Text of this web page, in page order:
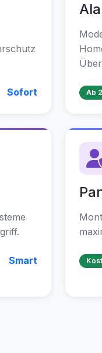
Sofort Ab
Smart